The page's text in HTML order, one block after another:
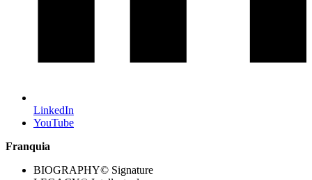
LinkedIn
YouTube
Franquia
BIOGRAPHY© Signature